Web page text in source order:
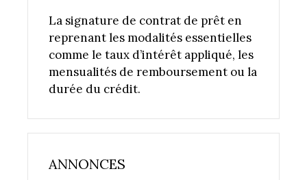
La signature de contrat de prêt en
reprenant les modalités essentielles
comme le taux d’intérêt appliqué, les
mensualités de remboursement ou la
durée du crédit.
ANNONCES